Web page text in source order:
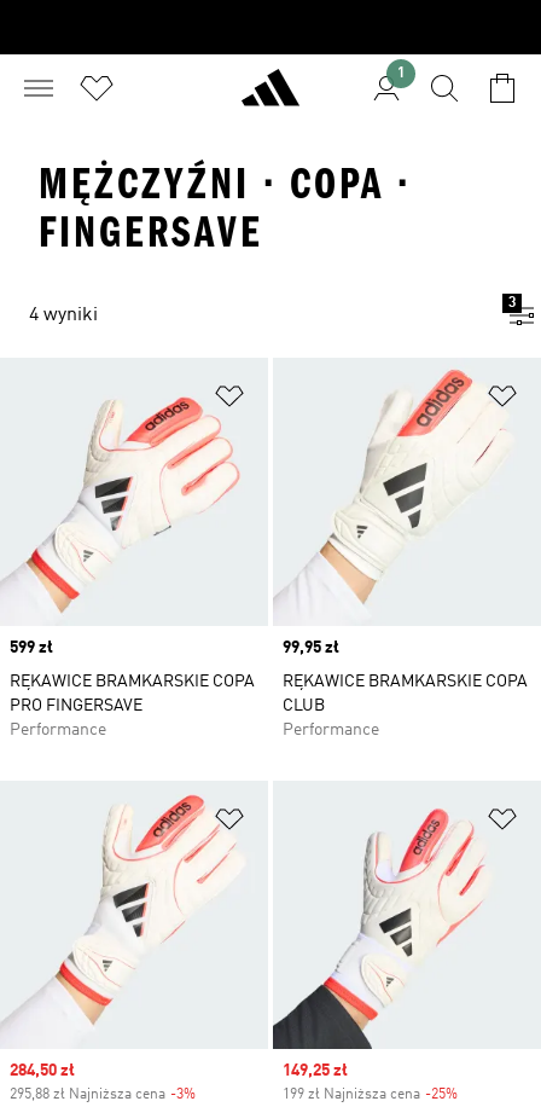
1
MĘŻCZYŹNI · COPA ·
FINGERSAVE
4 wyniki
3
Dodaj do listy życzeń
Price
599 zł
RĘKAWICE BRAMKARSKIE COPA
PRO FINGERSAVE
Performance
Price
99,95 zł
RĘKAWICE BRAMKARSKIE COPA
CLUB
Performance
Sale price
284,50 zł
295,88 zł Najniższa cena -3%
Sale price
149,25 zł
199 zł Najniższa cena -25%